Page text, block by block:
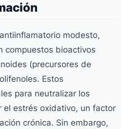
modesto,
compuestos bioactivos
(precursores de
Estos
para neutralizar los
el estrés oxidativo, un factor
crónica. Sin embargo,